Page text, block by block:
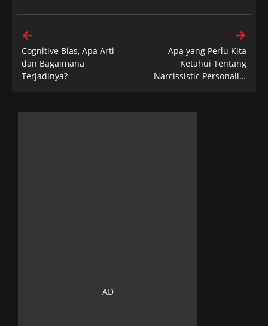
Cognitive Bias, Apa Arti
dan Bagaimana
Terjadinya?
Apa yang Perlu Kita
Ketahui Tentang
Narcissistic Personality